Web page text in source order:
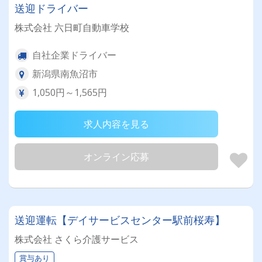
送迎ドライバー
株式会社 六日町自動車学校
自社企業ドライバー
新潟県南魚沼市
1,050円～1,565円
求人内容を見る
オンライン応募
送迎運転【デイサービスセンター駅前桜寿】
株式会社 さくら介護サービス
賞与あり